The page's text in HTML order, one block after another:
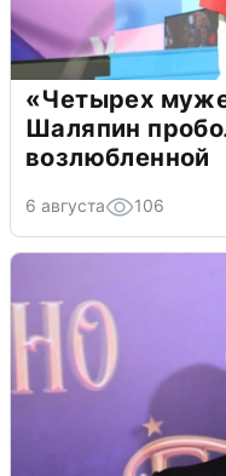
«Четырех
Шаляпин
возлюбленной
6 августа 106